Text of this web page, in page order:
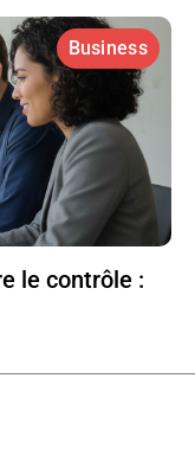
Business
le contrôle :